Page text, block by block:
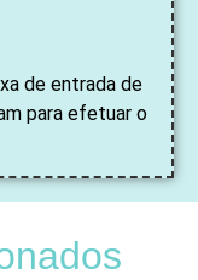
de entrada de
para efetuar o